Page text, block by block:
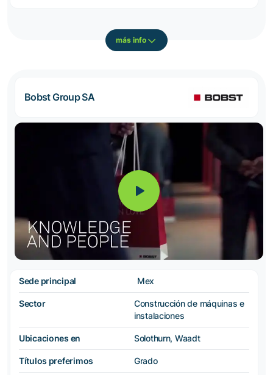
más info
Bobst Group SA
Sede principal Mex
Sector
Construcción de máquinas e
instalaciones
Ubicaciones en Solothurn, Waadt
Títulos preferimos Grado